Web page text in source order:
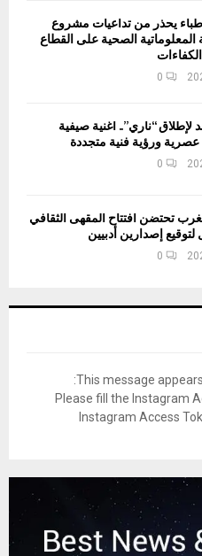
يحذر من تداعيات مشروع
الصحية على القطاع
0
“ناري”.. أغنية صيفية
عصرية ورؤية فنية متجددة
0
تحتضن افتتاح المقهى الثقافي
إصدارين أدبيين
0
This message
Please fill the Instagram
Instagram Access